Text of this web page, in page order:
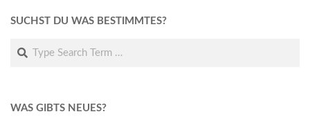
SUCHST DU WAS BESTIMMTES?
Search
WAS GIBTS NEUES?